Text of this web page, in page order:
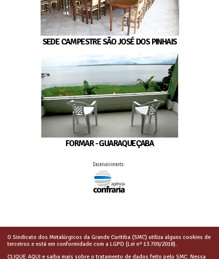
SEDE CAMPESTRE SÃO JOSÉ DOS PINHAIS
FORMAR - GUARAQUEÇABA
O Sindicato dos Metalúrgicos da Grande Curitiba (SMC) utiliza alguns cookies de
terceiros e está em conformidade com a LGPD (Lei nº 13.709/2018).
CLIQUE AQUI e saiba mais sobre o tratamento de dados feito pelo SMC. Nessa